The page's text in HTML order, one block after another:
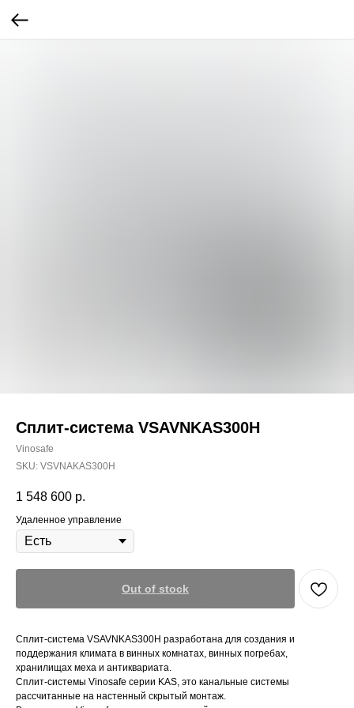
Сплит-система VSAVNKAS300H
Vinosafe
SKU: VSVNAKAS300H
1 548 600 р.
Удаленное управление
Out of stock
Сплит-система VSAVNKAS300H разработана для создания и
поддержания климата в винных комнатах, винных погребах,
хранилищах меха и антиквариата.
Сплит-системы Vinosafe серии KAS, это канальные системы
рассчитанные на настенный скрытый монтаж.